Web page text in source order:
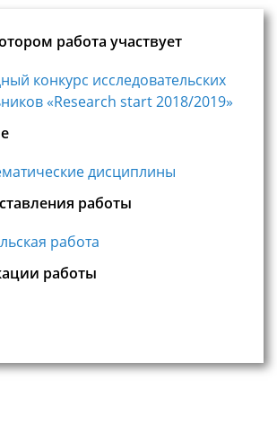
работа участвует
конкурс исследовательских
«Research start 2018/2019»
дисциплины
работы
работа
работы